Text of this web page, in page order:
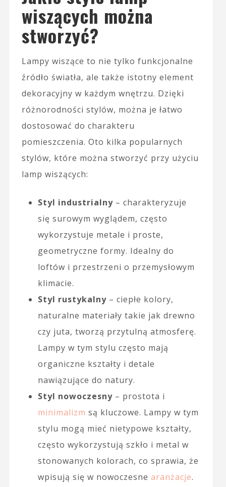
wiszących można
stworzyć?
Lampy wiszące to nie tylko funkcjonalne
źródło światła, ale także istotny element
dekoracyjny w każdym wnętrzu. Dzięki
różnorodności stylów, można je łatwo
dostosować do charakteru
pomieszczenia. Oto kilka popularnych
stylów, które można stworzyć przy użyciu
lamp wiszących:
Styl industrialny– charakteryzuje
się surowym wyglądem, często
wykorzystuje metale i proste,
geometryczne formy. Idealny do
loftów i przestrzeni o przemysłowym
klimacie.
Styl rustykalny– ciepłe kolory,
naturalne materiały takie jak drewno
czy juta, tworzą przytulną atmosferę.
Lampy w tym stylu często mają
organiczne kształty i detale
nawiązujące do natury.
Styl nowoczesny– prostota i
minimalizm są kluczowe. Lampy w tym
stylu mogą mieć nietypowe kształty,
często wykorzystują szkło i metal w
stonowanych kolorach, co sprawia, że
wpisują się w nowoczesne aranżacje.